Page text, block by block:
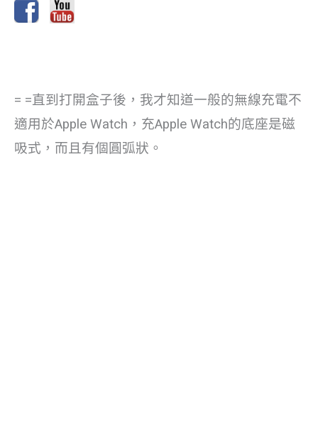
= =直到打開盒子後，我才知道一般的無線充電不
適用於Apple Watch，充Apple Watch的底座是磁
吸式，而且有個圓弧狀。